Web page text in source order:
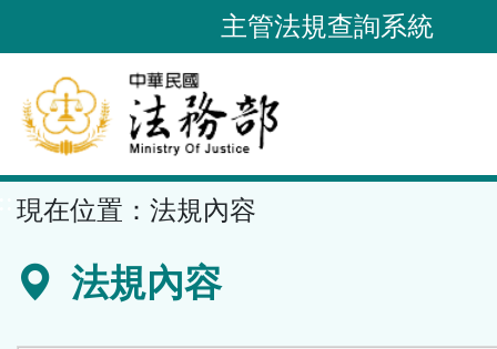
到
要
內
容
區
主管法規查詢系統
現在位置： 法規內容
法規內容